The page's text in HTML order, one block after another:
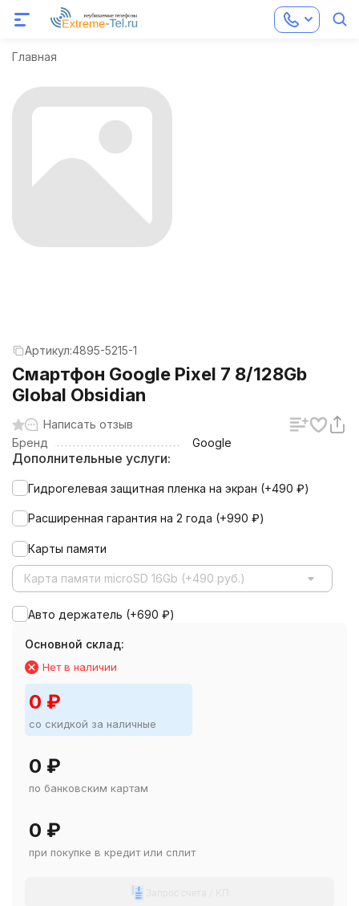
Главная
Артикул:4895-5215-1
Смартфон Google Pixel 7 8/128Gb
Global Obsidian
Написать отзыв
Бренд
Google
Дополнительные услуги:
Гидрогелевая защитная пленка на экран (+490 ₽)
Расширенная гарантия на 2 года (+990 ₽)
Карты памяти
Карта памяти microSD 16Gb (+490 руб.)
Авто держатель (+690 ₽)
Основной склад:
Нет в наличии
0 ₽
со скидкой за наличные
0 ₽
по банковским картам
0 ₽
при покупке в кредит или сплит